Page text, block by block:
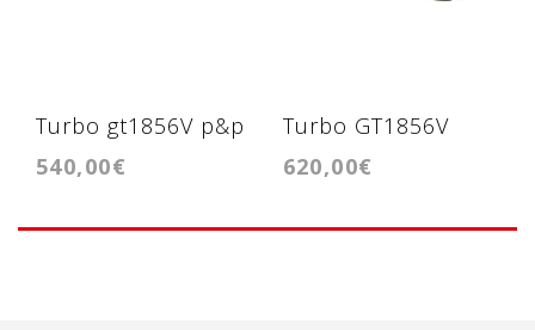
Turbo gt1856V p&p
1.9tdi ARL, ASZ,
540,00€
Turbo GT1856V
p&p 1.9tdi ARL,
620,00€